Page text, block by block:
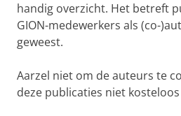
handig overzicht. Het betreft
GION-medewerkers als (co-
geweest.
Aarzel niet om de auteurs te
deze publicaties niet